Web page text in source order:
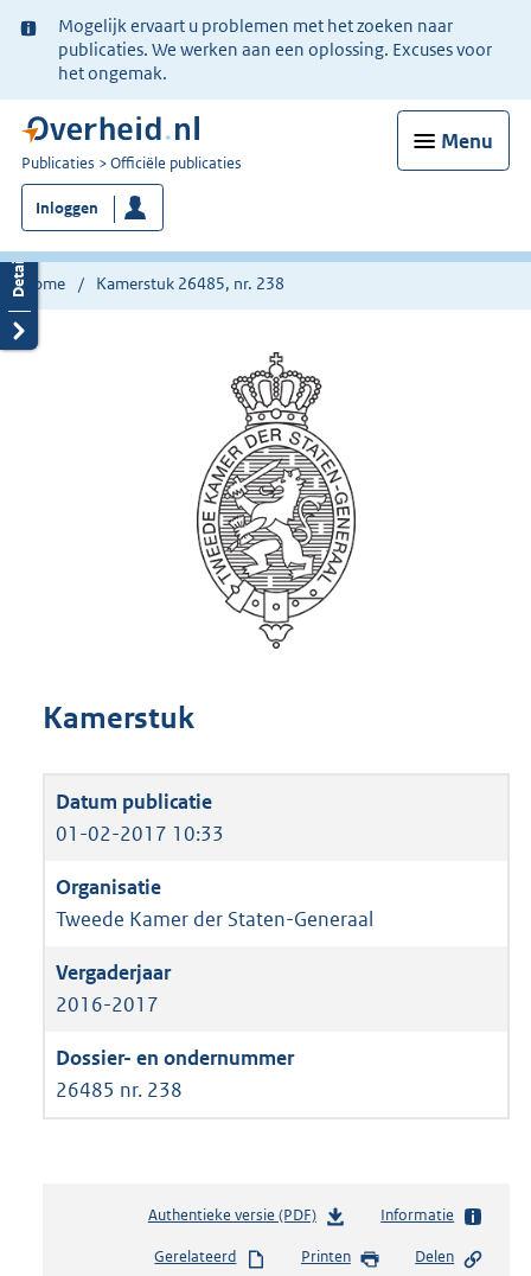
Ter
informatie:
Mogelijk ervaart u problemen met het zoeken naar
publicaties. We werken aan een oplossing. Excuses voor
het ongemak.
Menu
U
bent
nu
hier:
Publicaties Officiële publicaties
Inloggen
Home Kamerstuk 26485, nr. 238
Kamerstuk
01-02-2017 10:33
Tweede Kamer der Staten-Generaal
2016-2017
26485 nr. 238
Authentieke versie (PDF)b
s
Informatie
Gerelateerd Printen Delen